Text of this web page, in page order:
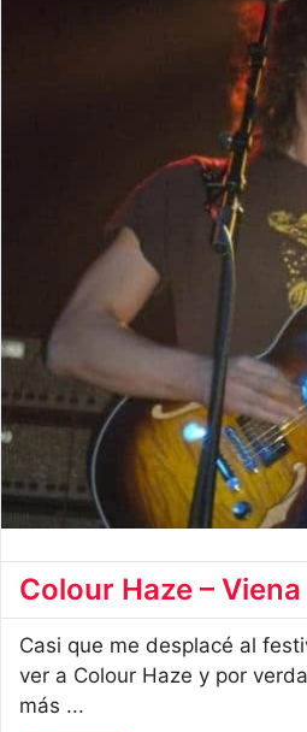
Colour Haze –
Casi que me desplacé al
ver a Colour Haze y por
más ...